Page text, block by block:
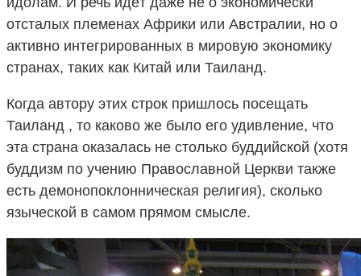
отсталых племенах Африки или Австралии, но о
активно интегрированных в мировую экономику
странах, таких как Китай или Таиланд.
Когда автору этих строк пришлось посещать
Таиланд , то каково же было его удивление, что
эта страна оказалась не столько буддийской (хотя
буддизм по учению Православной Церкви также
есть демонопоклонническая религия), сколько
языческой в самом прямом смысле.